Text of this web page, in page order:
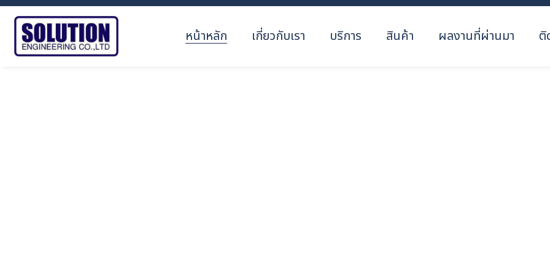
หน้าหลัก เกี่ยวกับเรา บริการ สินค้า ผลงานที่ผ่านมา ติ